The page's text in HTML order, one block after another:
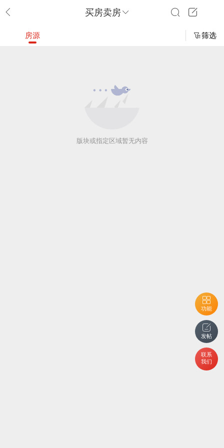
买房卖房
功能
发帖
联系
我们
房源 筛选
版块或指定区域暂无内容